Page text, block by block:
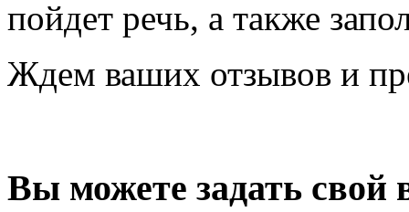
пойдет речь, а также
Ждем ваших отзывов и
Вы можете задать свой